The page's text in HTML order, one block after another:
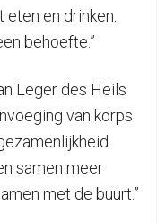
en drinken.
behoefte.”
Leger des Heils
van korps
samen meer
met de buurt.”